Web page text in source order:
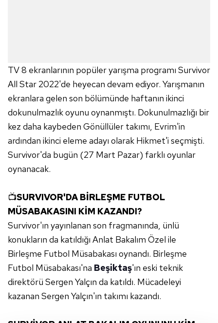
TV 8 ekranlarının popüler yarışma programı Survivor
All Star 2022'de heyecan devam ediyor. Yarışmanın
ekranlara gelen son bölümünde haftanın ikinci
dokunulmazlık oyunu oynanmıştı. Dokunulmazlığı bir
kez daha kaybeden Gönüllüler takımı, Evrim'in
ardından ikinci eleme adayı olarak Hikmet'i seçmişti.
Survivor'da bugün (27 Mart Pazar) farklı oyunlar
oynanacak.
📺SURVIVOR'DA BİRLEŞME FUTBOL
MÜSABAKASINI KİM KAZANDI?
Survivor'ın yayınlanan son fragmanında, ünlü
konukların da katıldığı Anlat Bakalım Özel ile
Birleşme Futbol Müsabakası oynandı. Birleşme
Futbol Müsabakası'na Beşiktaş'ın eski teknik
direktörü Sergen Yalçın da katıldı. Mücadeleyi
kazanan Sergen Yalçın'ın takımı kazandı.